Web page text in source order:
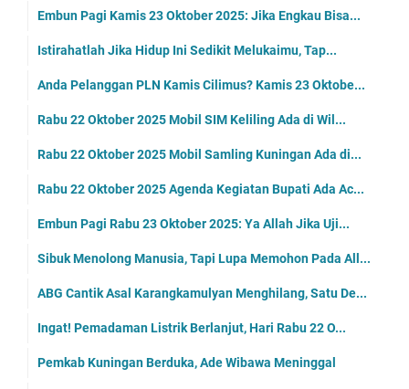
Embun Pagi Kamis 23 Oktober 2025: Jika Engkau Bisa...
Istirahatlah Jika Hidup Ini Sedikit Melukaimu, Tap...
Anda Pelanggan PLN Kamis Cilimus? Kamis 23 Oktobe...
Rabu 22 Oktober 2025 Mobil SIM Keliling Ada di Wil...
Rabu 22 Oktober 2025 Mobil Samling Kuningan Ada di...
Rabu 22 Oktober 2025 Agenda Kegiatan Bupati Ada Ac...
Embun Pagi Rabu 23 Oktober 2025: Ya Allah Jika Uji...
Sibuk Menolong Manusia, Tapi Lupa Memohon Pada All...
ABG Cantik Asal Karangkamulyan Menghilang, Satu De...
Ingat! Pemadaman Listrik Berlanjut, Hari Rabu 22 O...
Pemkab Kuningan Berduka, Ade Wibawa Meninggal